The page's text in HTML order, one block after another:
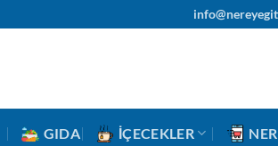
GIDA İÇECEKLER